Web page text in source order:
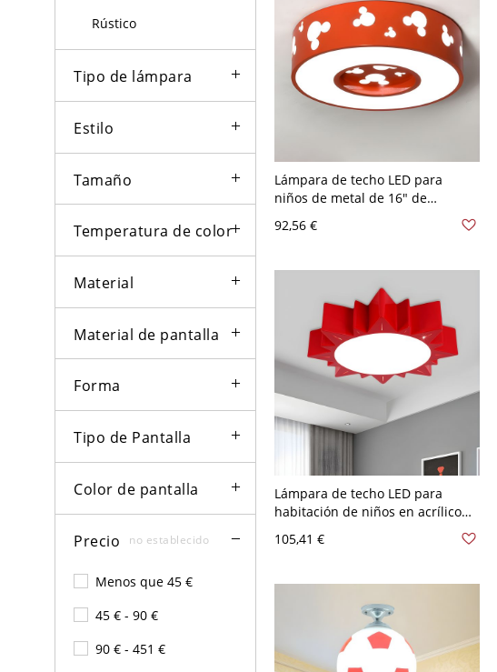
Rústico
Tipo de lámpara
Estilo
Tamaño
Temperatura de color
Material
Material de pantalla
Forma
Tipo de Pantalla
Color de pantalla
Precio no establecido
Menos que 45 €
45 € - 90 €
90 € - 451 €
Lámpara de techo LED para
niños de metal de 16" de
diámetro en rojo con patrón de
ratón de dibujos animados, luz
92,56 €
Lámpara de techo LED para
habitación de niños en acrílico
105,41 €